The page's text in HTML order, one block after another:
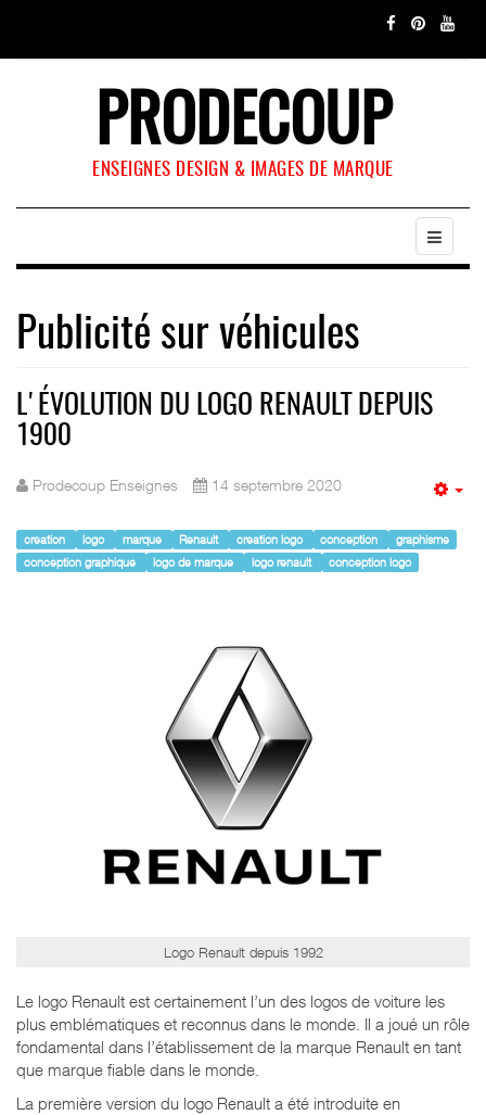
PRODECOUP
ENSEIGNES DESIGN & IMAGES DE MARQUE
Publicité sur véhicules
L'ÉVOLUTION DU LOGO RENAULT DEPUIS
1900
Prodecoup Enseignes 14 septembre 2020
creation logo marque Renault creation logo conception
graphisme
conception graphique
logo de marque logo renault conception logo
Logo Renault depuis 1992
Le logo Renault est certainement l’un des logos de voiture les
plus emblématiques et reconnus dans le monde. Il a joué un rôle
fondamental dans l’établissement de la marque Renault en tant
que marque fiable dans le monde.
La première version du logo Renault a été introduite en